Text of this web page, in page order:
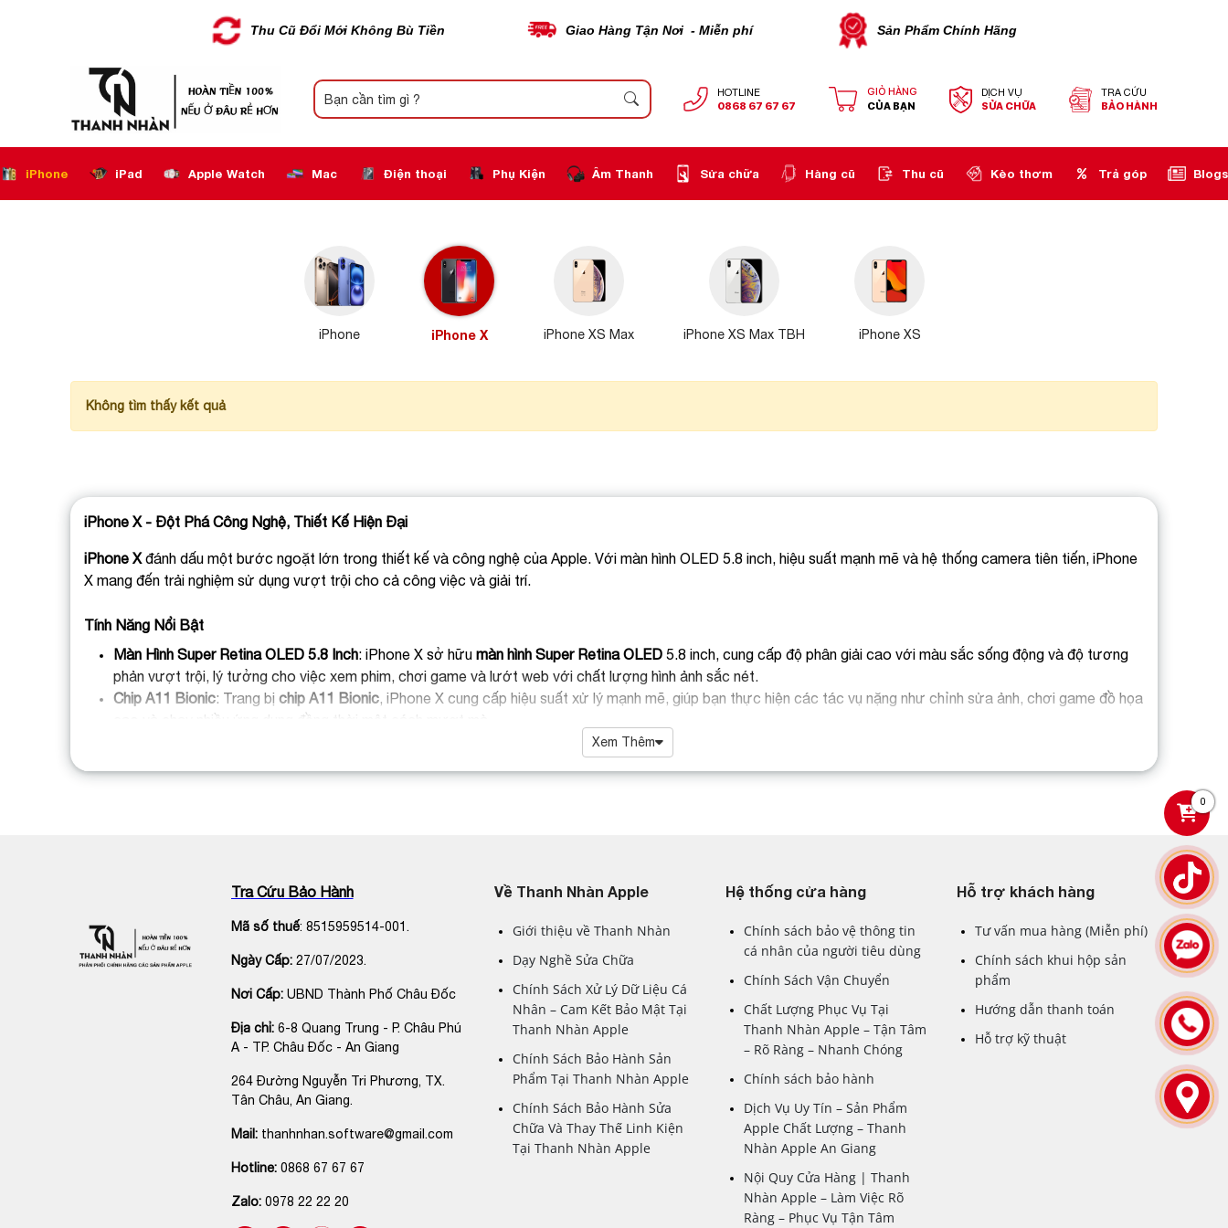
Thu Cũ Đổi Mới Không Bù Tiền Giao Hàng Tận Nơi - Miễn phí Sản Phẩm Chính Hãng
HOTLINE
0868 67 67 67
GIỎ HÀNG
CỦA BẠN
DỊCH VỤ
SỬA CHỮA
TRA CỨU
BẢO HÀNH
iPhone iPad Apple Watch Mac Điện thoại Phụ Kiện Âm Thanh Sửa chữa Hàng cũ Thu cũ Kèo thơm Trả góp Blogs
iPhone iPhone X iPhone XS Max iPhone XS Max TBH iPhone XS
Không tìm thấy kết quả
iPhone X - Đột Phá Công Nghệ, Thiết Kế Hiện Đại
iPhone Xđánh dấu một bước ngoặt lớn trong thiết kế và công nghệ của Apple. Với màn hình OLED 5.8 inch, hiệu suất mạnh mẽ và hệ thống camera tiên tiến, iPhone
X mang đến trải nghiệm sử dụng vượt trội cho cả công việc và giải trí.
Tính Năng Nổi Bật
Màn Hình Super Retina OLED 5.8 Inch: iPhone X sở hữu màn hình Super Retina OLED 5.8 inch, cung cấp độ phân giải cao với màu sắc sống động và độ tương
phản vượt trội, lý tưởng cho việc xem phim, chơi game và lướt web với chất lượng hình ảnh sắc nét.
Chip A11 Bionic: Trang bị chip A11 Bionic, iPhone X cung cấp hiệu suất xử lý mạnh mẽ, giúp bạn thực hiện các tác vụ nặng như chỉnh sửa ảnh, chơi game đồ họa
cao và chạy nhiều ứng dụng đồng thời một cách mượt mà.
vàcamera telephoto
Lợi Ích Khi Sử Dụng iPhone X
Trải Nghiệm Màn Hình Đỉnh Cao: Màn hình Super Retina OLED 5.8 inch mang lại hình ảnh sắc nét, màu sắc sống động và độ tương phản cao, nâng cao trải
nghiệm giải trí và làm việc.
Hiệu Suất Mạnh Mẽ: Chip A11 Bionic cung cấp hiệu suất xử lý ấn tượng, giúp bạn thực hiện các tác vụ từ chỉnh sửa ảnh đến chơi game đồ họa cao mà không
: Hệ thống camera kép 12MP với các tính năng tiên tiến cho phép bạn chụp ảnh và quay video chất lượng cao, ngay cả trong
điều kiện ánh sáng yếu.
Thiết Kế Hiện Đại và An Toàn : Thiết kế màn hình không viền với khung thép không gỉ và mặt kính cường lực mang lại sự sang trọng và độ bền, trong khi Face ID
đảm bảo bảo mật cao cấp cho thiết bị của bạn.
với nhiều ưu đãi hấp dẫn và dịch vụ chăm sóc khách hàng tận tình. Thanh Nhàn Apple cam kết cung cấp sản
phẩm chính hãng và mang đến cho bạn trải nghiệm mua sắm tuyệt vời nhất.
Xem Thêm
Tra Cứu Bảo Hành
Mã số thuế: 8515959514-001.
Ngày Cấp: 27/07/2023.
Nơi Cấp: UBND Thành Phố Châu Đốc
Địa chỉ:6-8 Quang Trung - P. Châu Phú
A - TP. Châu Đốc - An Giang
264 Đường Nguyễn Tri Phương, TX.
Tân Châu, An Giang.
Mail:thanhnhan.software@gmail.com
Hotline:0868 67 67 67
Zalo:0978 22 22 20
Về Thanh Nhàn Apple
Giới thiệu về Thanh Nhàn
Dạy Nghề Sửa Chữa
Chính Sách Xử Lý Dữ Liệu Cá
Nhân – Cam Kết Bảo Mật Tại
Thanh Nhàn Apple
Chính Sách Bảo Hành Sản
Phẩm Tại Thanh Nhàn Apple
Chính Sách Bảo Hành Sửa
Chữa Và Thay Thế Linh Kiện
Tại Thanh Nhàn Apple
Hệ thống cửa hàng
Chính sách bảo vệ thông tin
cá nhân của người tiêu dùng
Chính Sách Vận Chuyển
Chất Lượng Phục Vụ Tại
Thanh Nhàn Apple – Tận Tâm
– Rõ Ràng – Nhanh Chóng
Chính sách bảo hành
Dịch Vụ Uy Tín – Sản Phẩm
Apple Chất Lượng – Thanh
Nhàn Apple An Giang
Nội Quy Cửa Hàng | Thanh
Nhàn Apple – Làm Việc Rõ
Ràng – Phục Vụ Tận Tâm
Hỗ trợ khách hàng
Tư vấn mua hàng (Miễn phí)
Chính sách khui hộp sản
phẩm
Hướng dẫn thanh toán
Hỗ trợ kỹ thuật
0